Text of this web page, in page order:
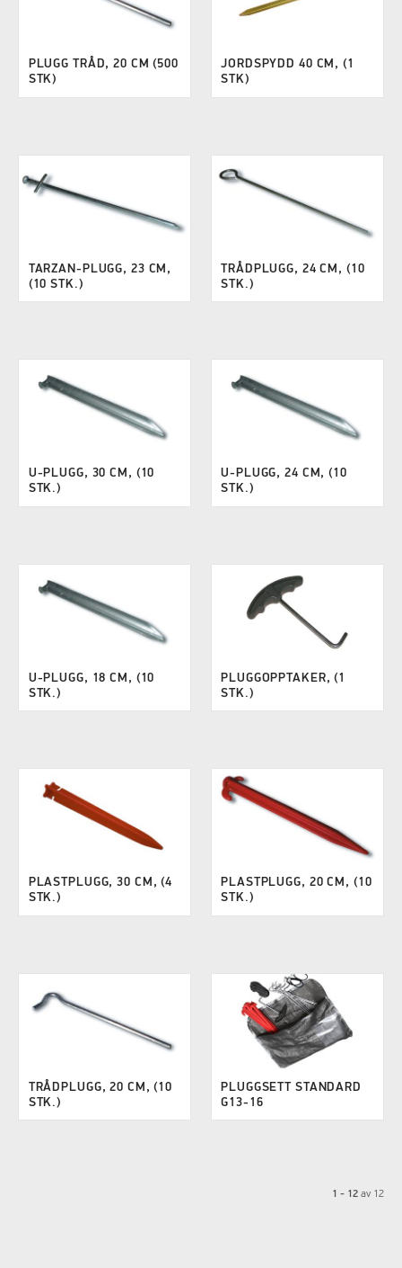
PLUGG TRÅD, 20 CM (500
STK)
JORDSPYDD 40 CM, (1
STK)
TARZAN-PLUGG, 23 CM,
(10 STK.)
TRÅDPLUGG, 24 CM, (10
STK.)
U-PLUGG, 30 CM, (10
STK.)
U-PLUGG, 24 CM, (10
STK.)
U-PLUGG, 18 CM, (10
STK.)
PLUGGOPPTAKER, (1
STK.)
PLASTPLUGG, 30 CM, (4
STK.)
PLASTPLUGG, 20 CM, (10
STK.)
TRÅDPLUGG, 20 CM, (10
STK.)
PLUGGSETT STANDARD
G13-16
1 - 12 av 12